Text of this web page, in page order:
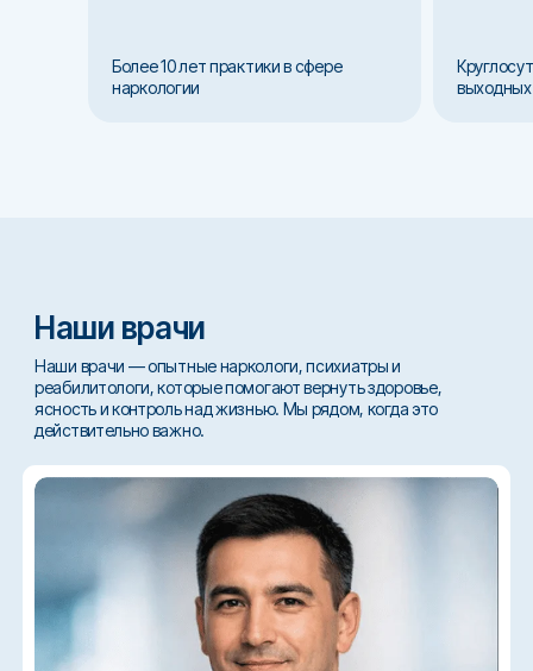
Более 10 лет практики в сфере
наркологии
выходных
Наши врачи
Наши врачи — опытные наркологи, психиатры и
реабилитологи, которые помогают вернуть здоровье,
ясность и контроль над жизнью. Мы рядом, когда это
действительно важно.